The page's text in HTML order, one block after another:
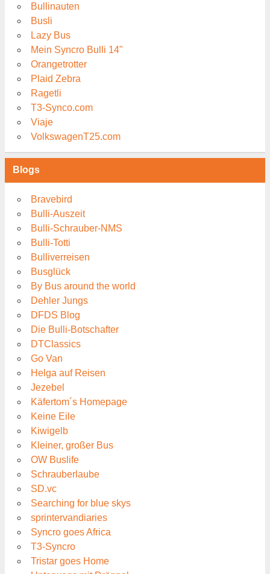
Bullinauten
Busli
Lazy Bus
Mein Syncro Bulli 14"
Orangetrotter
Plaid Zebra
Ragetli
T3-Synco.com
Viaje
VolkswagenT25.com
Blogs
Bravebird
Bulli-Auszeit
Bulli-Schrauber-NMS
Bulli-Totti
Bulliverreisen
Busglück
By Bus around the world
Dehler Jungs
DFDS Blog
Die Bulli-Botschafter
DTClassics
Go Van
Helga auf Reisen
Jezebel
Käfertom´s Homepage
Keine Eile
Kiwigelb
Kleiner, großer Bus
OW Buslife
Schrauberlaube
SD.vc
Searching for blue skys
sprintervandiaries
Syncro goes Africa
T3-Syncro
Tristar goes Home